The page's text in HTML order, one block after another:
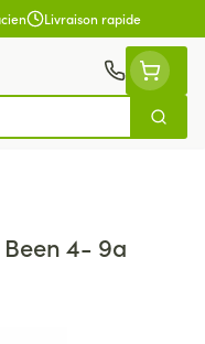
Livraison rapide
4- 9a